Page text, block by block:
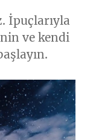
İpuçlarıyla
ve kendi